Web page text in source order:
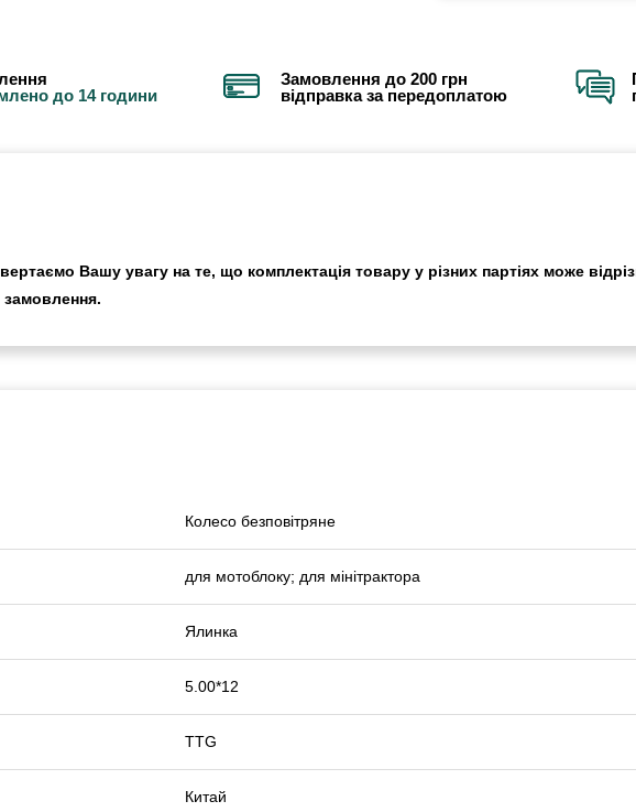
до 14 години
Замовлення до 200 грн
відправка за передоплатою
Вашу увагу на те, що комплектація товару у різних партіях може
замовлення.
Колесо безповітряне
для мотоблоку; для мінітрактора
Ялинка
5.00*12
TTG
Китай